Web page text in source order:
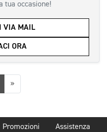
tua occasione!
VIA MAIL
ORA
»Successiva
Promozioni Assistenza